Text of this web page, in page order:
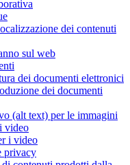
dei contenuti
sul web
dei documenti elettronici
dei documenti
(alt text) per le immagini
video
i video
privacy